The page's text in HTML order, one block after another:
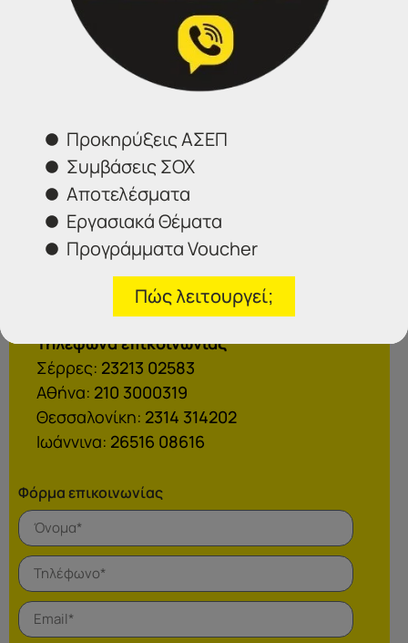
Δείτε αναλυτικά την ανακοίνωση και τα αποτελέσματα
Επικοινωνήστε μαζί μας
IDEA
Γραφεία Εξυπηρέτησης Πολιτών.
Τηλέφωνα επικοινωνίας
Σέρρες: 23213 02583
Αθήνα: 210 3000319
Θεσσαλονίκη: 2314 314202
Ιωάννινα: 26516 08616
Φόρμα επικοινωνίας
Προκηρύξεις ΑΣΕΠ
Συμβάσεις ΣΟΧ
Αποτελέσματα
Εργασιακά Θέματα
Προγράμματα Voucher
Πώς λειτουργεί;